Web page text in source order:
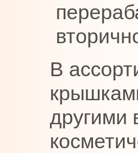
В
другими